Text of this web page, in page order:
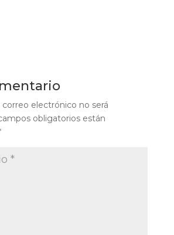
electrónico no será
obligatorios están